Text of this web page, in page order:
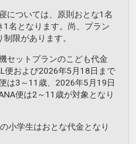
については、原則おとな1名
1名となります。尚、プラン
制限があります。
セットプランのこども代金
便および2026年5月18日まで
は3～11歳、2026年5月19日
便は2～11歳が対象となり
小学生はおとな代金となり